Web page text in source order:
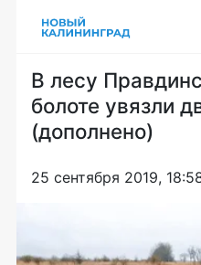
В лесу
болоте увязли
(дополнено)
25 сентября 2019,